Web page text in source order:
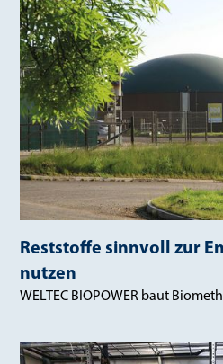
Reststoffe sinnvoll zur
nutzen
WELTEC BIOPOWER baut